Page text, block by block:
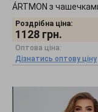
ÁRTMON з
блакитного кольору
Роздрібна ціна:
1128 грн.
Оптова ціна:
Дізнатись оптову ціну